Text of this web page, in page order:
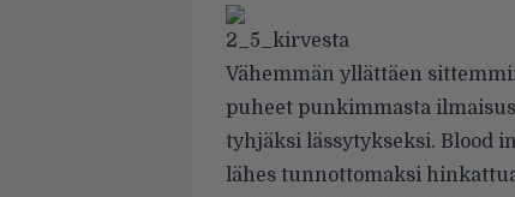
Vähemmän yllättäen
puheet punkimmasta
tyhjäksi lässytykseksi. Blood
lähes tunnottomaksi